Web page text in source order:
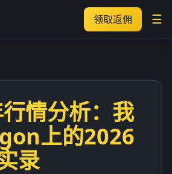
领取返佣 ☰
情分析：我
上的2026
录